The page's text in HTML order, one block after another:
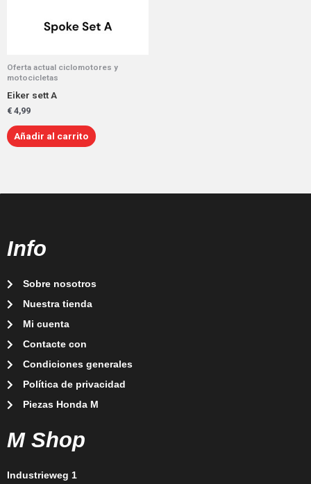
Oferta actual ciclomotores y
motocicletas
Eiker sett A
€ 4,99
Añadir al carrito
Info
Sobre nosotros
Nuestra tienda
Mi cuenta
Contacte con
Condiciones generales
Política de privacidad
Piezas Honda M
M Shop
Industrieweg 1